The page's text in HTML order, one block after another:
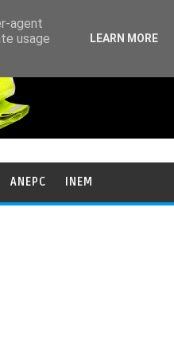
ANEPC INEM
agent
usage
LEARN MORE